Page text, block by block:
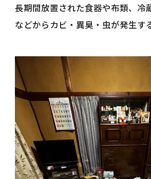
長期間放置された食器や布類、冷
などからカビ・異臭・虫が発生す